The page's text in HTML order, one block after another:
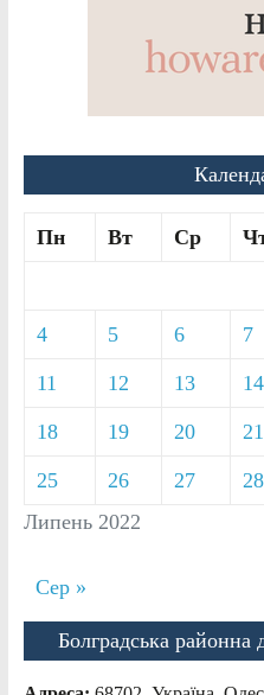
Липень 2022
Пн Вт Ср
4 5 6 7
11 12 13 14
18 19 20 21
25 26 27 28
Сер »
Болградська районна